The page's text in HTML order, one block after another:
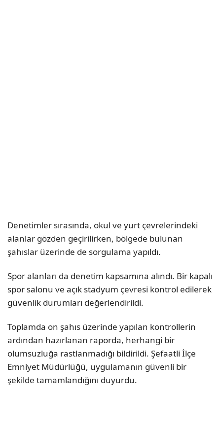
Denetimler sırasında, okul ve yurt çevrelerindeki
alanlar gözden geçirilirken, bölgede bulunan
şahıslar üzerinde de sorgulama yapıldı.
Spor alanları da denetim kapsamına alındı. Bir kapalı
spor salonu ve açık stadyum çevresi kontrol edilerek
güvenlik durumları değerlendirildi.
Toplamda on şahıs üzerinde yapılan kontrollerin
ardından hazırlanan raporda, herhangi bir
olumsuzluğa rastlanmadığı bildirildi. Şefaatli İlçe
Emniyet Müdürlüğü, uygulamanın güvenli bir
şekilde tamamlandığını duyurdu.